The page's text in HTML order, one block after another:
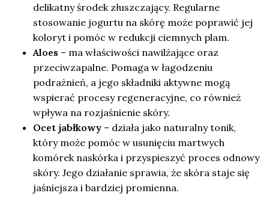
delikatny środek złuszczający. Regularne
stosowanie jogurtu na skórę może poprawić jej
koloryt i pomóc w redukcji ciemnych plam.
Aloes – ma właściwości nawilżające oraz
przeciwzapalne. Pomaga w łagodzeniu
podrażnień, a jego składniki aktywne mogą
wspierać procesy regeneracyjne, co również
wpływa na rozjaśnienie skóry.
Ocet jabłkowy – działa jako naturalny tonik,
który może pomóc w usunięciu martwych
komórek naskórka i przyspieszyć proces odnowy
skóry. Jego działanie sprawia, że skóra staje się
jaśniejsza i bardziej promienna.